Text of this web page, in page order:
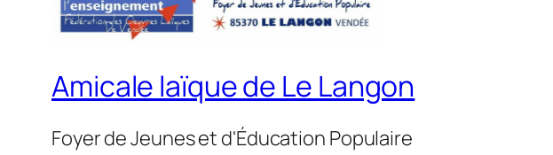
Amicale laïque de Le Langon
Foyer de Jeunes et d'Éducation Populaire